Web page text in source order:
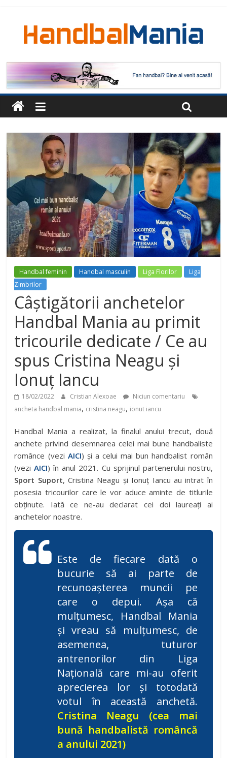
Handbal feminin Handbal masculin Liga Florilor
Liga
Zimbrilor
Câștigătorii anchetelor
Handbal Mania au primit
tricourile dedicate / Ce au
spus Cristina Neagu și
Ionuț Iancu
18/02/2022 Cristian Alexoae
Niciun comentariu
ancheta handbal mania, cristina neagu, ionut iancu
Handbal Mania a realizat, la finalul anului trecut, două
anchete privind desemnarea celei mai bune handbaliste
românce (vezi AICI) și a celui mai bun handbalist român
(veziAICI) în anul 2021. Cu sprijinul partenerului nostru,
Sport Suport, Cristina Neagu și Ionuț Iancu au intrat în
posesia tricourilor care le vor aduce aminte de titlurile
obținute. Iată ce ne-au declarat cei doi laureați ai
anchetelor noastre.
Este de fiecare dată o
bucurie să ai parte de
recunoașterea muncii pe
care o depui. Așa că
mulțumesc, Handbal Mania
și vreau să mulțumesc, de
asemenea, tuturor
antrenorilor din Liga
Națională care mi-au oferit
aprecierea lor și totodată
votul în această anchetă.
Cristina Neagu (cea mai
bună handbalistă româncă
a anului 2021)